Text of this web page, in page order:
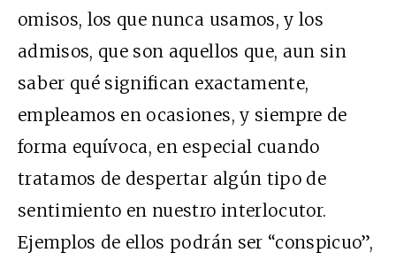
omisos, los que nunca usamos, y los
admisos, que son aquellos que, aun sin
saber qué significan exactamente,
empleamos en ocasiones, y siempre de
forma equívoca, en especial cuando
tratamos de despertar algún tipo de
sentimiento en nuestro interlocutor.
Ejemplos de ellos podrán ser “conspicuo”,